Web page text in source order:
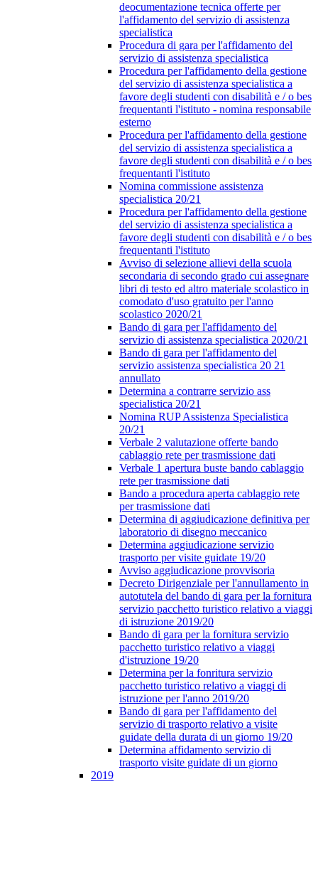
deocumentazione tecnica offerte per
l'affidamento del servizio di assistenza
specialistica
Procedura di gara per l'affidamento del
servizio di assistenza specialistica
Procedura per l'affidamento della gestione
del servizio di assistenza specialistica a
favore degli studenti con disabilità e / o bes
frequentanti l'istituto - nomina responsabile
esterno
Procedura per l'affidamento della gestione
del servizio di assistenza specialistica a
favore degli studenti con disabilità e / o bes
frequentanti l'istituto
Nomina commissione assistenza
specialistica 20/21
Procedura per l'affidamento della gestione
del servizio di assistenza specialistica a
favore degli studenti con disabilità e / o bes
frequentanti l'istituto
Avviso di selezione allievi della scuola
secondaria di secondo grado cui assegnare
libri di testo ed altro materiale scolastico in
comodato d'uso gratuito per l'anno
scolastico 2020/21
Bando di gara per l'affidamento del
servizio di assistenza specialistica 2020/21
Bando di gara per l'affidamento del
servizio assistenza specialistica 20 21
annullato
Determina a contrarre servizio ass
specialistica 20/21
Nomina RUP Assistenza Specialistica
20/21
Verbale 2 valutazione offerte bando
cablaggio rete per trasmissione dati
Verbale 1 apertura buste bando cablaggio
rete per trasmissione dati
Bando a procedura aperta cablaggio rete
per trasmissione dati
Determina di aggiudicazione definitiva per
laboratorio di disegno meccanico
Determina aggiudicazione servizio
trasporto per visite guidate 19/20
Avviso aggiudicazione provvisoria
Decreto Dirigenziale per l'annullamento in
autotutela del bando di gara per la fornitura
servizio pacchetto turistico relativo a viaggi
di istruzione 2019/20
Bando di gara per la fornitura servizio
pacchetto turistico relativo a viaggi
d'istruzione 19/20
Determina per la fonritura servizio
pacchetto turistico relativo a viaggi di
istruzione per l'anno 2019/20
Bando di gara per l'affidamento del
servizio di trasporto relativo a visite
guidate della durata di un giorno 19/20
Determina affidamento servizio di
trasporto visite guidate di un giorno
2019